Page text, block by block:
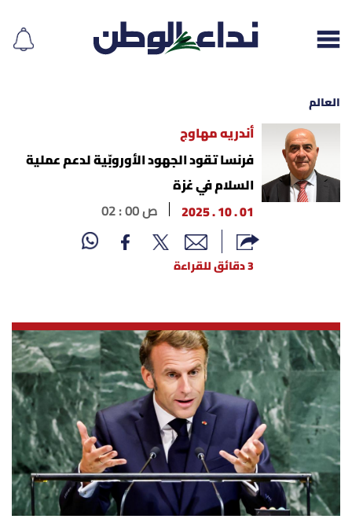
إقرأ الجريدة
لبنان
محليات
أسرار
متفرقات
نداء القرّاء
خاص الموقع
العالم
أندريه مهاوج
فرنسا تقود الجهود الأوروبّية لدعم عملية
السلام في غزة
01 . 10 . 2025
02 : 00 ص
3 دقائق للقراءة